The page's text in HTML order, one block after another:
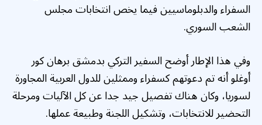
السفراء والدبلوماسيين فيما يخص انتخابات مجلس
الشعب السوري.
وفي هذا الإطار أوضح السفير التركي بدمشق برهان كور
أوغلو أنه تم دعوتهم كسفراء وممثلين للدول العربية المجاورة
لسوريا، وكان هناك تفصيل جيد جدا عن كل الآليات ومرحلة
التحضير للانتخابات، وتشكيل اللجنة وطبيعة عملها.